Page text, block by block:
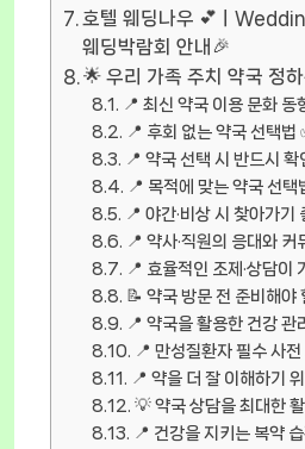
호텔 웨딩나우 💕ㅣ
웨딩박람회 안내🎉
🌟 우리 가족 주치 약국 정
📍 최신 약국 이용 문화 동
📍 후회 없는 약국 선택법
📍 약국 선택 시 반드시 확
📍 목적에 맞는 약국 선택
📍 야간·비상 시 찾아가기
📍 약사·직원의 응대와 커
📍 효율적인 조제·상담이
📝 약국 방문 전 준비해야
📍 약국을 활용한 건강 관
📍 만성질환자 필수 사전
📍 약을 더 잘 이해하기
💡 약국 상담을 최대한
📍 건강을 지키는 복약